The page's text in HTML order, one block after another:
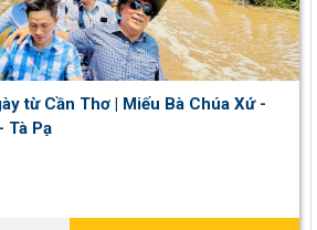
từ Cần Thơ | Miếu Bà Chúa Xứ -
Tà Pạ